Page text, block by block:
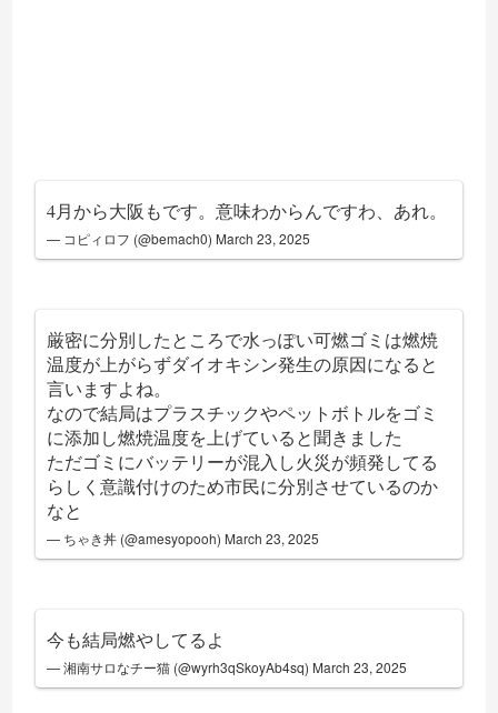
4月から大阪もです。意味わからんですわ、あれ。
— コピィロフ (@bemach0) March 23, 2025
厳密に分別したところで水っぽい可燃ゴミは燃焼
温度が上がらずダイオキシン発生の原因になると
言いますよね。
なので結局はプラスチックやペットボトルをゴミ
に添加し燃焼温度を上げていると聞きました
ただゴミにバッテリーが混入し火災が頻発してる
らしく意識付けのため市民に分別させているのか
なと
— ちゃき丼 (@amesyopooh) March 23, 2025
今も結局燃やしてるよ
— 湘南サロなチー猫 (@wyrh3qSkoyAb4sq) March 23, 2025